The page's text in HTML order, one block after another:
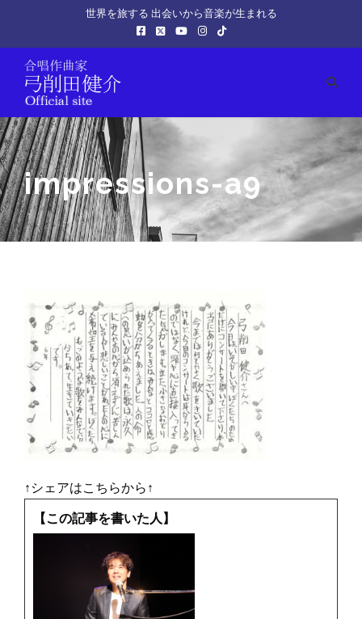
世界を旅する 出会いから音楽が生まれる
impressions-a9
↑シェアはこちらから↑
【この記事を書いた人】